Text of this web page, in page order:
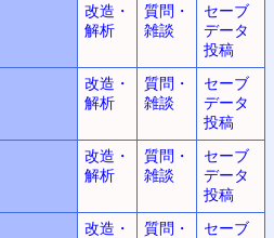
改造・
解析
質問・
雑談
セーブ
データ
投稿
改造・
解析
質問・
雑談
セーブ
データ
投稿
改造・
解析
質問・
雑談
セーブ
データ
投稿
改造・
質問・
セーブ